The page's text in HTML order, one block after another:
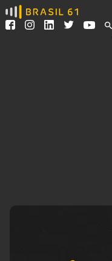
Ver todas as notícias
Podcasts